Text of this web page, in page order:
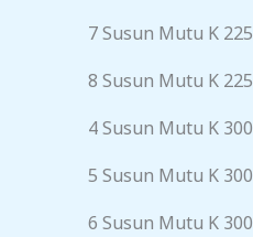
7 Susun Mutu K 225
8 Susun Mutu K 225
4 Susun Mutu K 300
5 Susun Mutu K 300
6 Susun Mutu K 300